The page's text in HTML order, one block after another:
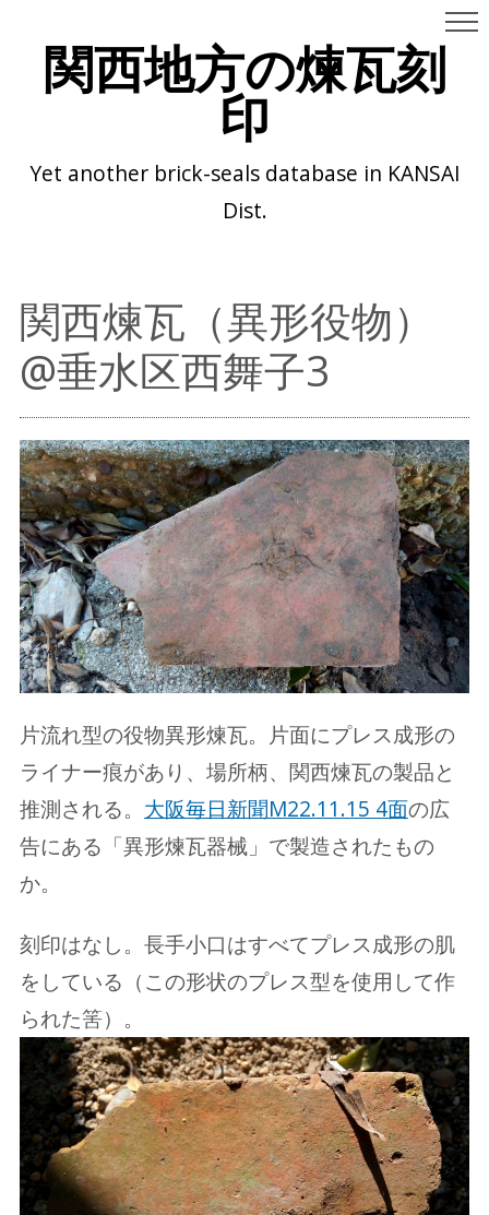
関西地方の煉瓦刻
印
Yet another brick-seals database in KANSAI
Dist.
関西煉瓦（異形役物）
@垂水区西舞子3
片流れ型の役物異形煉瓦。片面にプレス成形の
ライナー痕があり、場所柄、関西煉瓦の製品と
推測される。 大阪毎日新聞M22.11.15 4面の広
告にある「異形煉瓦器械」で製造されたもの
か。
刻印はなし。長手小口はすべてプレス成形の肌
をしている（この形状のプレス型を使用して作
られた筈）。